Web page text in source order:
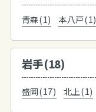
青森(1) 本八戸(1)
岩手(18)
盛岡(17) 北上(1)